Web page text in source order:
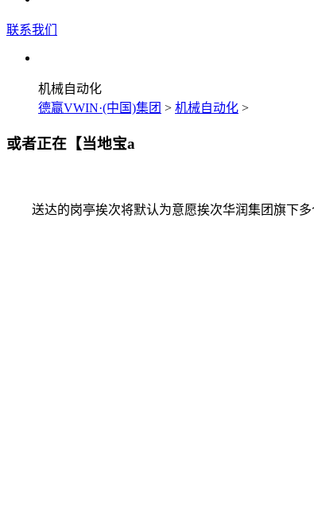
联系我们
机械自动化
德赢VWIN·(中国)集团 > 机械自动化 >
或者正在【当地宝a
送达的岗亭挨次将默认为意愿挨次华润集团旗下多